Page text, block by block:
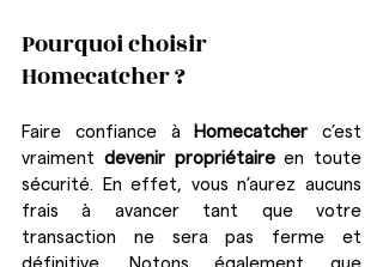
Pourquoi choisir
Homecatcher ?
Faire confiance à Homecatcher c’est
vraiment devenir propriétaire en toute
sécurité. En effet, vous n’aurez aucuns
frais à avancer tant que votre
transaction ne sera pas ferme et